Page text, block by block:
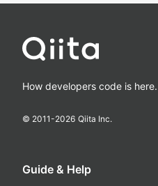
How developers code is here.
© 2011-2026 Qiita Inc.
Guide & Help